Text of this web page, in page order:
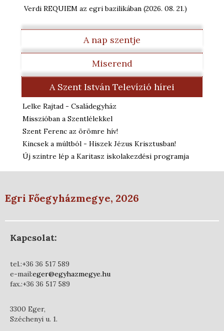
Verdi REQUIEM az egri bazilikában (2026. 08. 21.)
A nap szentje
Miserend
A Szent István Televízió hírei
Lelke Rajtad - Családegyház
Misszióban a Szentlélekkel
Szent Ferenc az örömre hív!
Kincsek a múltból - Hiszek Jézus Krisztusban!
Új szintre lép a Karitasz iskolakezdési programja
Egri Főegyházmegye, 2026
Kapcsolat:
tel.:+36 36 517 589
e-mail:eger@egyhazmegye.hu
fax.:+36 36 517 589
3300 Eger,
Széchenyi u. 1.